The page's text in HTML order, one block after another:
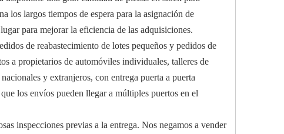
los largos tiempos de espera para la asignación de
para mejorar la eficiencia de las adquisiciones.
de reabastecimiento de lotes pequeños y pedidos de
a propietarios de automóviles individuales, talleres de
y extranjeros, con entrega puerta a puerta
los envíos pueden llegar a múltiples puertos en el
inspecciones previas a la entrega. Nos negamos a vender